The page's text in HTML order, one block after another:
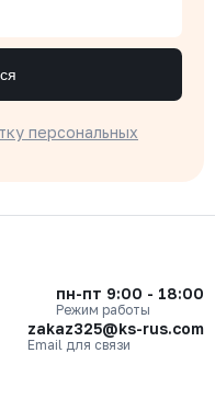
персональных
пн-пт 9:00 - 18:00
Режим работы
zakaz325@ks-rus.com
Email для связи